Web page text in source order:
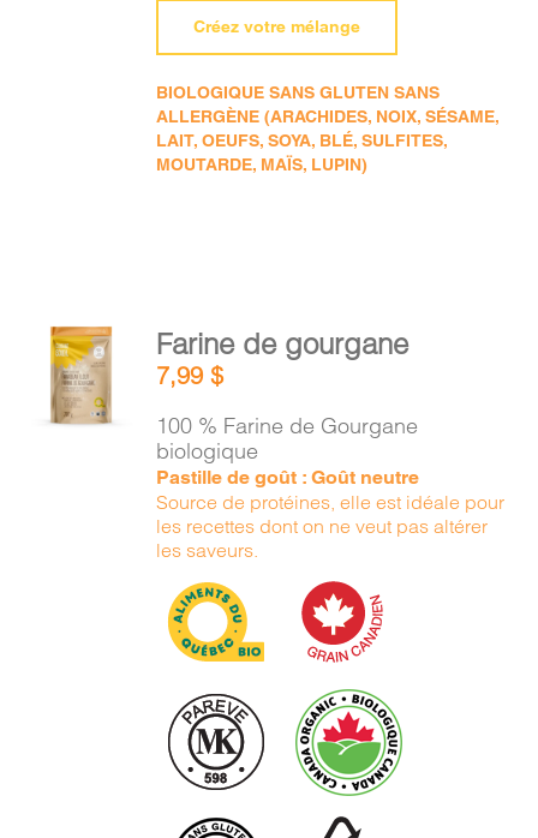
Créez votre mélange
BIOLOGIQUE SANS GLUTEN SANS
ALLERGÈNE (ARACHIDES, NOIX, SÉSAME,
LAIT, OEUFS, SOYA, BLÉ, SULFITES,
MOUTARDE, MAÏS, LUPIN)
AJOUTER
AU
PANIER
Farine de gourgane
7,99$
100 % Farine de Gourgane
biologique
Pastille de goût : Goût neutre
Source de protéines, elle est idéale pour
les recettes dont on ne veut pas altérer
les saveurs.